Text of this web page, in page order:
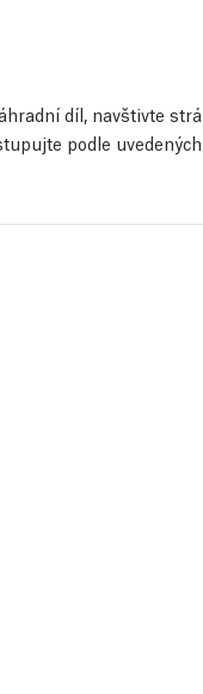
díl, navštivte
podle